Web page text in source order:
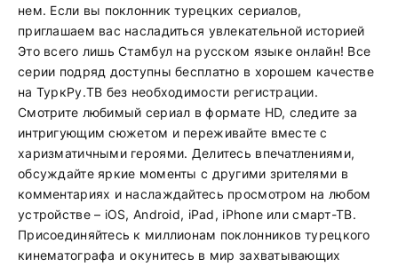
нем. Если вы поклонник турецких сериалов,
приглашаем вас насладиться увлекательной историей
Это всего лишь Стамбул на русском языке онлайн! Все
серии подряд доступны бесплатно в хорошем качестве
на ТуркРу.ТВ без необходимости регистрации.
Смотрите любимый сериал в формате HD, следите за
интригующим сюжетом и переживайте вместе с
харизматичными героями. Делитесь впечатлениями,
обсуждайте яркие моменты с другими зрителями в
комментариях и наслаждайтесь просмотром на любом
устройстве – iOS, Android, iPad, iPhone или смарт-ТВ.
Присоединяйтесь к миллионам поклонников турецкого
кинематографа и окунитесь в мир захватывающих